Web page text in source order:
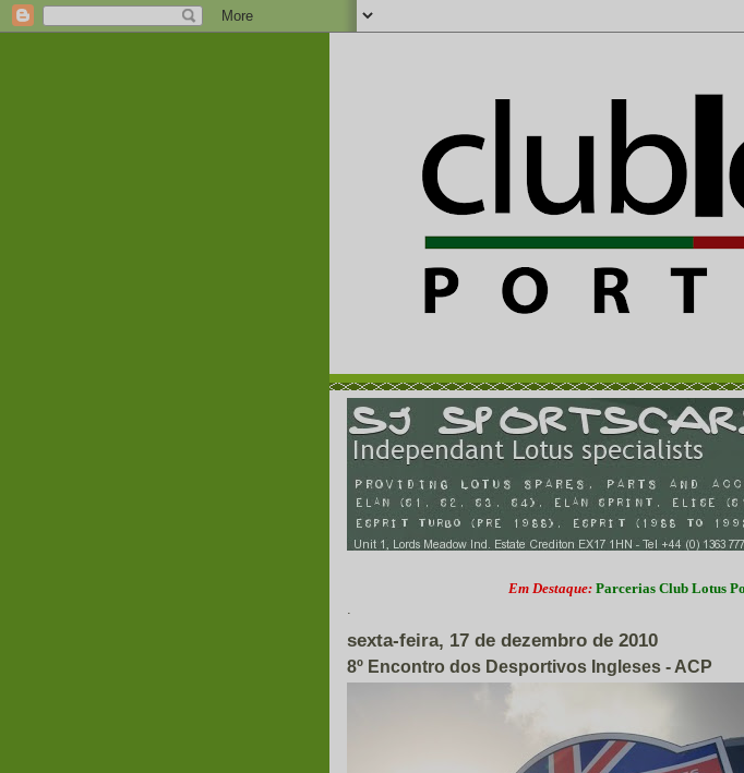
Em Destaque:Parcerias Club Lotus Portugal
sexta-feira, 17 de dezembro de 2010
8º Encontro dos Desportivos Ingleses - ACP